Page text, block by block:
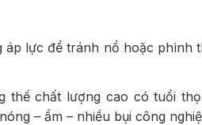
lực để tránh nổ hoặc phình
chất lượng cao có tuổi
– ẩm – nhiều bụi công